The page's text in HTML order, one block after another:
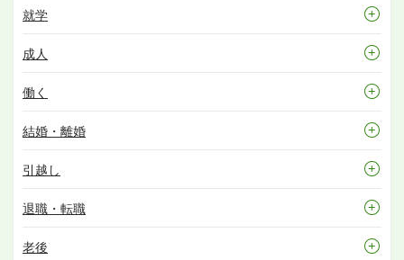
就学
成人
働く
結婚・離婚
引越し
退職・転職
老後